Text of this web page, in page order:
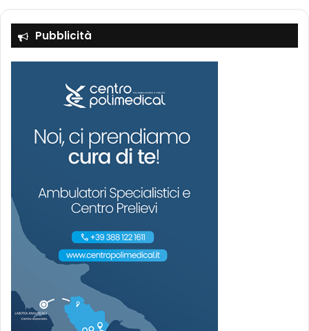
Pubblicità